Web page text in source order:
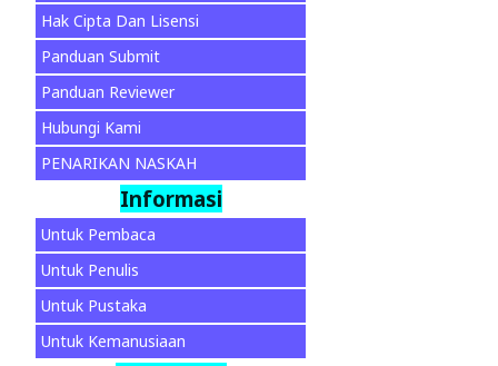
Hak Cipta Dan Lisensi
Panduan Submit
Panduan Reviewer
Hubungi Kami
PENARIKAN NASKAH
Informasi
Untuk Pembaca
Untuk Penulis
Untuk Pustaka
Untuk Kemanusiaan